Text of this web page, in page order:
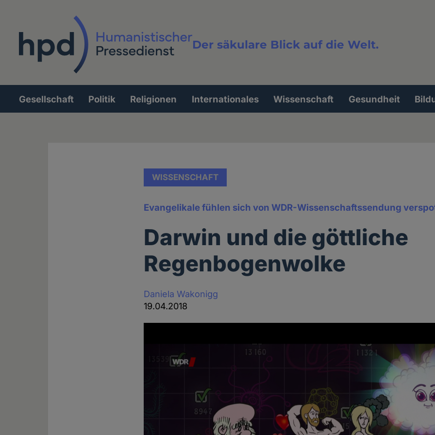
Der säkulare Blick auf die Welt.
Volltextsuche
Hauptnavigation
Gesellschaft Politik Religionen Internationales Wissenschaft Gesundheit
WISSENSCHAFT
Evangelikale fühlen sich von WDR-Wissenschaftssendung
Darwin und die göttliche
Regenbogenwolke
Daniela Wakonigg
19.04.2018